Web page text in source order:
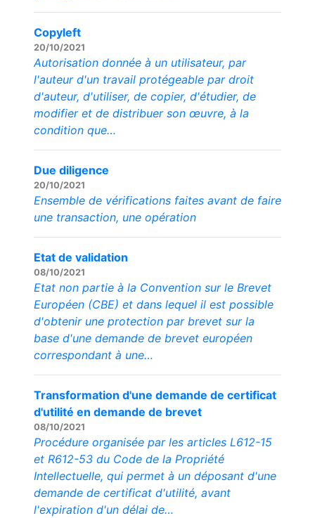
Copyleft
20/10/2021
Autorisation donnée à un utilisateur, par
l'auteur d'un travail protégeable par droit
d'auteur, d'utiliser, de copier, d'étudier, de
modifier et de distribuer son œuvre, à la
condition que…
Due diligence
20/10/2021
Ensemble de vérifications faites avant de faire
une transaction, une opération
Etat de validation
08/10/2021
Etat non partie à la Convention sur le Brevet
Européen (CBE) et dans lequel il est possible
d'obtenir une protection par brevet sur la
base d'une demande de brevet européen
correspondant à une…
Transformation d'une demande de certificat
d'utilité en demande de brevet
08/10/2021
Procédure organisée par les articles L612-15
et R612-53 du Code de la Propriété
Intellectuelle, qui permet à un déposant d'une
demande de certificat d'utilité, avant
l'expiration d'un délai de…